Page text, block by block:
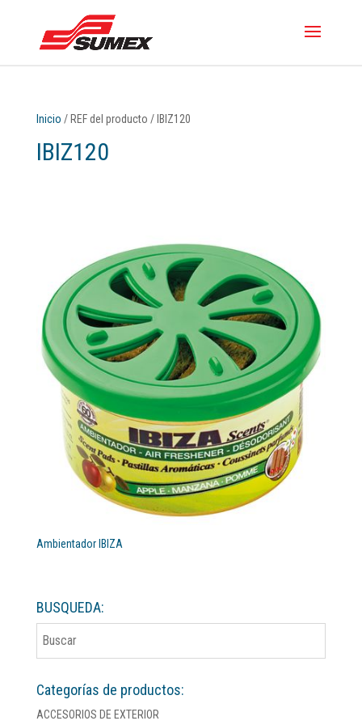
Inicio / REF del producto / IBIZ120
IBIZ120
Ambientador IBIZA
BUSQUEDA:
Categorías de productos:
ACCESORIOS DE EXTERIOR